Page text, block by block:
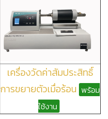
เครื่องวัดค่าสัมประสิทธิ์
การขยายตัวเมื่อร้อน พร้อม
ใช้งาน